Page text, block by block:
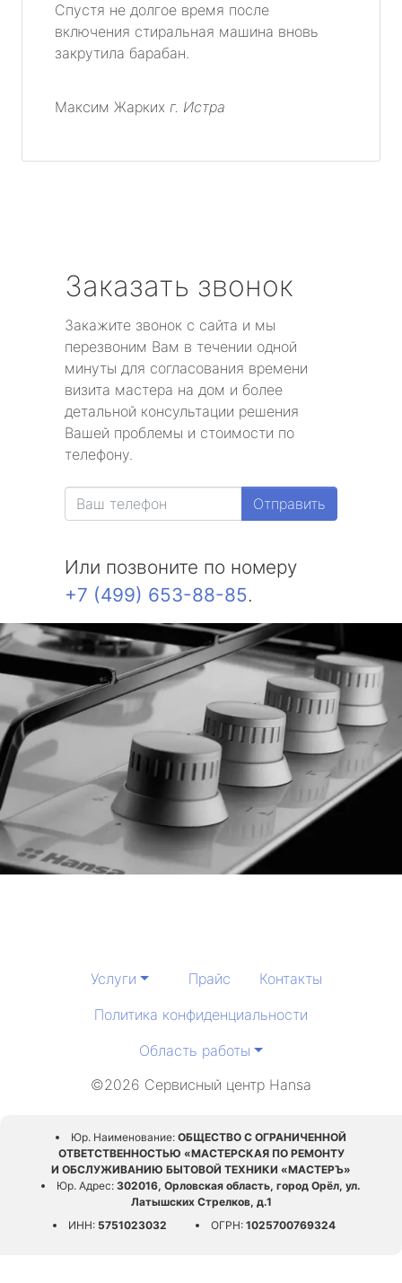
Спустя не долгое время после
включения стиральная машина вновь
закрутила барабан.
Максим Жарких г. Истра
Заказать звонок
Закажите звонок с сайта и мы
перезвоним Вам в течении одной
минуты для согласования времени
визита мастера на дом и более
детальной консультации решения
Вашей проблемы и стоимости по
телефону.
Отправить
Или позвоните по номеру
+7 (499) 653-88-85.
Услуги Прайс
Контакты
Политика конфиденциальности
Область работы
©2026 Сервисный центр Hansa
Юр. Наименование: ОБЩЕСТВО С ОГРАНИЧЕННОЙ
ОТВЕТСТВЕННОСТЬЮ «МАСТЕРСКАЯ ПО РЕМОНТУ
И ОБСЛУЖИВАНИЮ БЫТОВОЙ ТЕХНИКИ «МАСТЕРЪ»
Юр. Адрес: 302016, Орловская область, город Орёл, ул.
Латышских Стрелков, д.1
ИНН:5751023032 ОГРН:1025700769324